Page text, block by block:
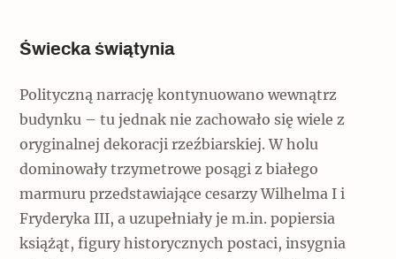
Świecka świątynia
Polityczną narrację kontynuowano wewnątrz
budynku – tu jednak nie zachowało się wiele z
oryginalnej dekoracji rzeźbiarskiej. W holu
dominowały trzymetrowe posągi z białego
marmuru przedstawiające cesarzy Wilhelma I i
Fryderyka III, a uzupełniały je m.in. popiersia
książąt, figury historycznych postaci, insygnia